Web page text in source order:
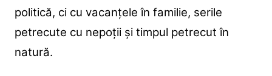
politică, ci cu vacanțele în familie, serile
petrecute cu nepoții și timpul petrecut în
natură.